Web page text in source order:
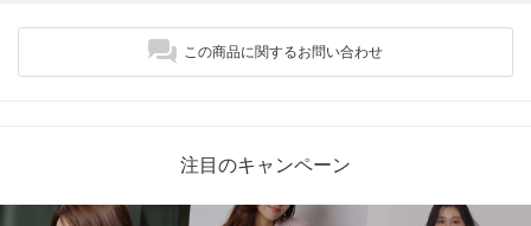
この商品に関するお問い合わせ
注目のキャンペーン